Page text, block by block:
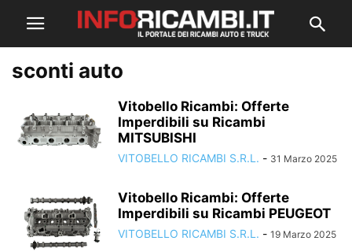
sconti auto
Vitobello Ricambi: Offerte
Imperdibili su Ricambi
MITSUBISHI
VITOBELLO RICAMBI S.R.L. - 31 Marzo 2025
Vitobello Ricambi: Offerte
Imperdibili su Ricambi PEUGEOT
VITOBELLO RICAMBI S.R.L. - 19 Marzo 2025